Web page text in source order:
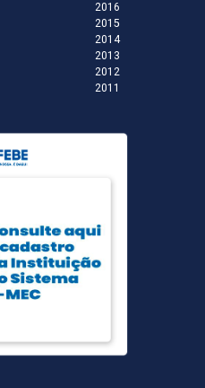
2016
2015
2014
2013
2012
2011